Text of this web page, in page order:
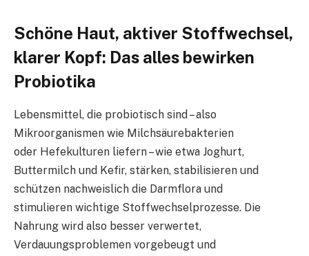
Schöne Haut, aktiver Stoffwechsel,
klarer Kopf: Das alles bewirken
Probiotika
Lebensmittel, die probiotisch sind – also
Mikroorganismen wie Milchsäurebakterien
oder Hefekulturen liefern – wie etwa Joghurt,
Buttermilch und Kefir, stärken, stabilisieren und
schützen nachweislich die Darmflora und
stimulieren wichtige Stoffwechselprozesse. Die
Nahrung wird also besser verwertet,
Verdauungsproblemen vorgebeugt und